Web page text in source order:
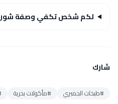
لكم شخص تكفي وصفة
شارك
#طبخات الجمبري #مأكولات بحرية